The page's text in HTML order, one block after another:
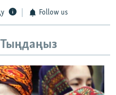
Follow us
Тыңдаңыз